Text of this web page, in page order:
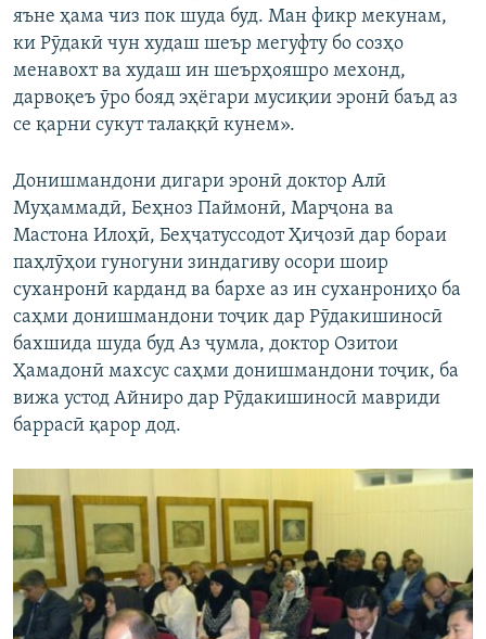
яъне ҳама чиз пок шуда буд. Ман фикр мекунам,
ки Рӯдакӣ чун худаш шеър мегуфту бо созҳо
менавохт ва худаш ин шеърҳояшро мехонд,
дарвоқеъ ӯро бояд эҳёгари мусиқии эронӣ баъд аз
се қарни сукут талаққӣ кунем».
Донишмандони дигари эронӣ доктор Алӣ
Муҳаммадӣ, Беҳноз Паймонӣ, Марҷона ва
Мастона Илоҳӣ, Беҳҷатуссодот Ҳиҷозӣ дар бораи
паҳлӯҳои гуногуни зиндагиву осори шоир
суханронӣ карданд ва бархе аз ин суханрониҳо ба
саҳми донишмандони тоҷик дар Рӯдакишиносӣ
бахшида шуда буд Аз ҷумла, доктор Озитои
Ҳамадонӣ махсус саҳми донишмандони тоҷик, ба
вижа устод Айниро дар Рӯдакишиносӣ мавриди
баррасӣ қарор дод.